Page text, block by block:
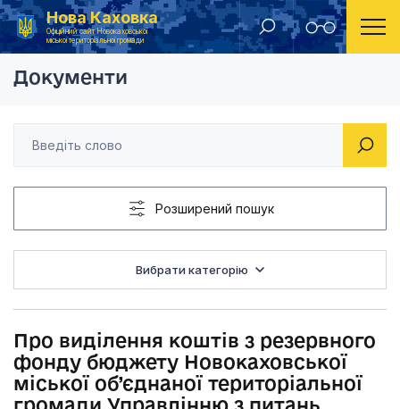
Нова Каховка
Офіційний сайт Новокаховської
міської територіальної громади
Головна Рішення виконавчого комітету Новокаховської міської ради 2020 року Про виділення
Документи
Розширений пошук
Вибрати категорію
Про виділення коштів з резервного
фонду бюджету Новокаховської
міської об’єднаної територіальної
громади Управлінню з питань